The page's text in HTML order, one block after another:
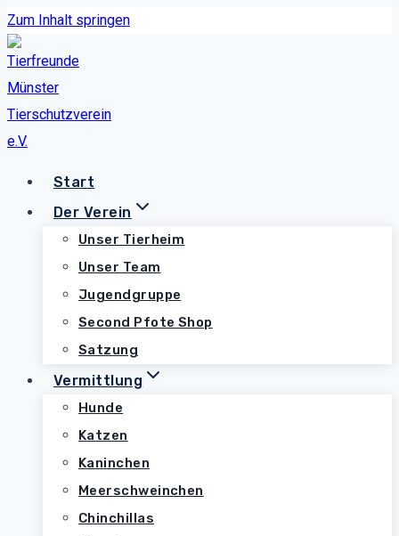
Zum Inhalt springen
Start
Der Verein
Unser Tierheim
Unser Team
Jugendgruppe
Second Pfote Shop
Satzung
Vermittlung
Hunde
Katzen
Kaninchen
Meerschweinchen
Chinchillas